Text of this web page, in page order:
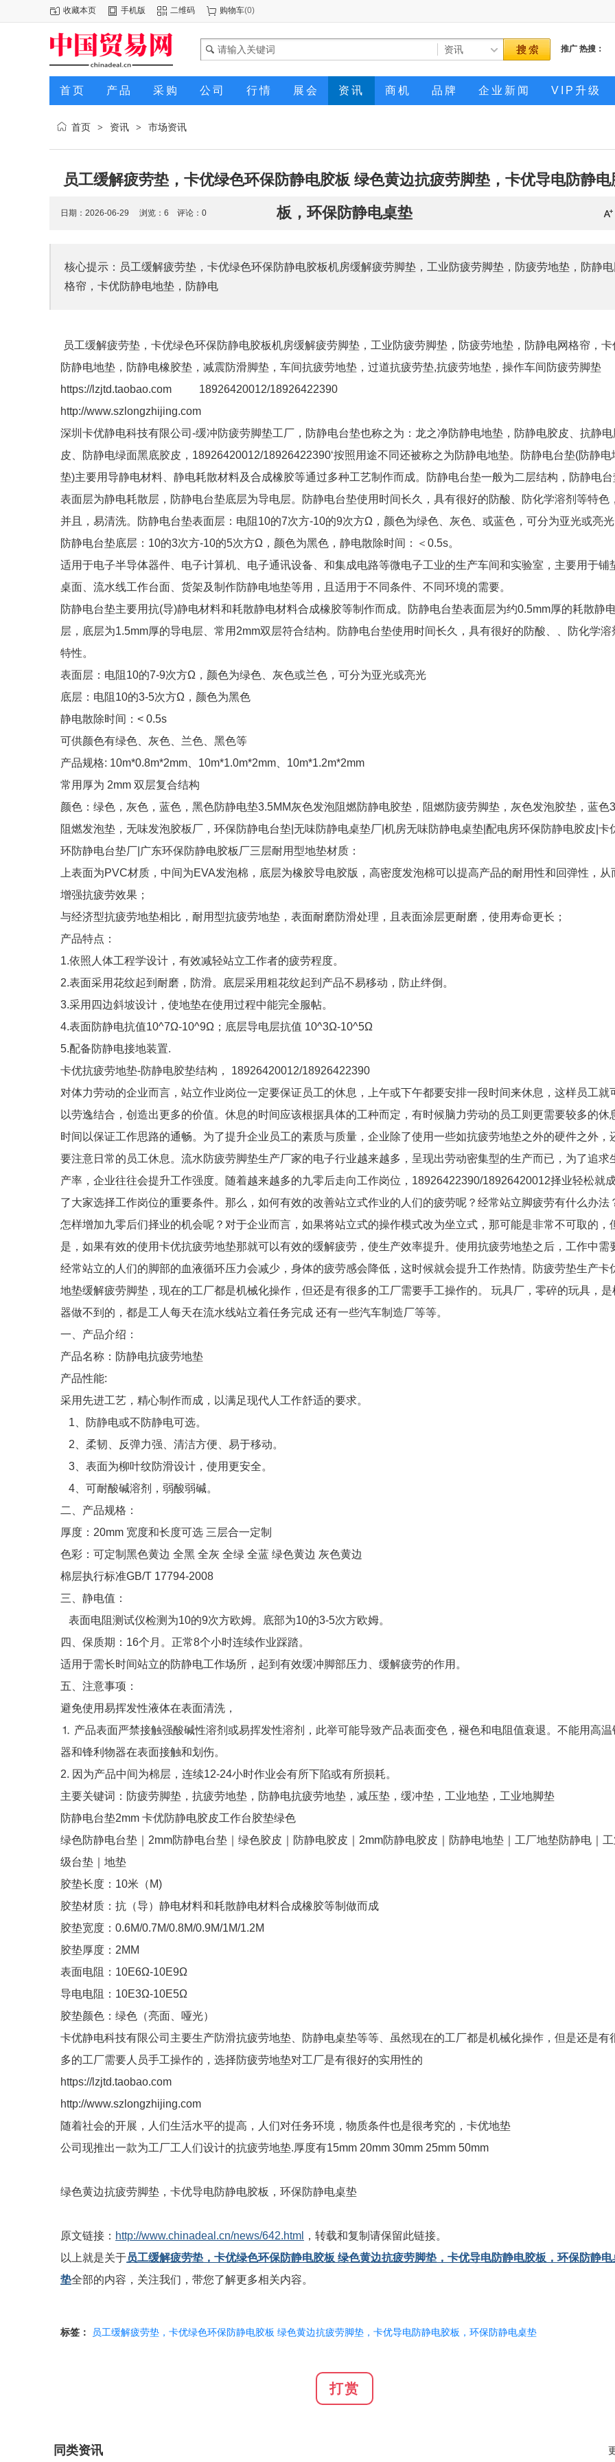
收藏本页 手机版 二维码 购物车(0)
推广 热搜：
首页 产品 采购 公司 行情 展会 资讯 商机 品牌 企业新闻 VIP升级
首页 > 资讯 > 市场资讯
员工缓解疲劳垫，卡优绿色环保防静电胶板 绿色黄边抗疲劳脚垫，卡优导电防静电
板，环保防静电桌垫
日期：2026-06-29 浏览： 6 评论：0
核心提示：员工缓解疲劳垫，卡优绿色环保防静电胶板机房缓解疲劳脚垫，工业防疲劳脚垫，防疲劳地垫，防静
格帘，卡优防静电地垫，防静电
员工缓解疲劳垫，卡优绿色环保防静电胶板机房缓解疲劳脚垫，工业防疲劳脚垫，防疲劳地垫，防静电网格帘，卡
防静电地垫，防静电橡胶垫，减震防滑脚垫，车间抗疲劳地垫，过道抗疲劳垫,抗疲劳地垫，操作车间防疲劳脚垫
https://lzjtd.taobao.com 18926420012/18926422390
http://www.szlongzhijing.com
深圳卡优静电科技有限公司-缓冲防疲劳脚垫工厂，防静电台垫也称之为：龙之净防静电地垫，防静电胶皮、抗静电
皮、防静电绿面黑底胶皮，18926420012/18926422390‘按照用途不同还被称之为防静电地垫。防静电台垫(防静电
垫)主要用导静电材料、静电耗散材料及合成橡胶等通过多种工艺制作而成。防静电台垫一般为二层结构，防静电台
表面层为静电耗散层，防静电台垫底层为导电层。防静电台垫使用时间长久，具有很好的防酸、防化学溶剂等特色
并且，易清洗。防静电台垫表面层：电阻10的7次方-10的9次方Ω，颜色为绿色、灰色、或蓝色，可分为亚光或亮
防静电台垫底层：10的3次方-10的5次方Ω，颜色为黑色，静电散除时间：＜0.5s。
适用于电子半导体器件、电子计算机、电子通讯设备、和集成电路等微电子工业的生产车间和实验室，主要用于铺
桌面、流水线工作台面、货架及制作防静电地垫等用，且适用于不同条件、不同环境的需要。
防静电台垫主要用抗(导)静电材料和耗散静电材料合成橡胶等制作而成。防静电台垫表面层为约0.5mm厚的耗散静
层，底层为1.5mm厚的导电层、常用2mm双层符合结构。防静电台垫使用时间长久，具有很好的防酸、、防化学溶
特性。
表面层：电阻10的7-9次方Ω，颜色为绿色、灰色或兰色，可分为亚光或亮光
底层：电阻10的3-5次方Ω，颜色为黑色
静电散除时间：< 0.5s
可供颜色有绿色、灰色、兰色、黑色等
产品规格: 10m*0.8m*2mm、10m*1.0m*2mm、10m*1.2m*2mm
常用厚为 2mm 双层复合结构
颜色：绿色，灰色，蓝色，黑色防静电垫3.5MM灰色发泡阻燃防静电胶垫，阻燃防疲劳脚垫，灰色发泡胶垫，蓝色
阻燃发泡垫，无味发泡胶板厂，环保防静电台垫|无味防静电桌垫厂|机房无味防静电桌垫|配电房环保防静电胶皮|卡
环防静电台垫厂|广东环保防静电胶板厂三层耐用型地垫材质：
上表面为PVC材质，中间为EVA发泡棉，底层为橡胶导电胶版，高密度发泡棉可以提高产品的耐用性和回弹性，从
增强抗疲劳效果；
与经济型抗疲劳地垫相比，耐用型抗疲劳地垫，表面耐磨防滑处理，且表面涂层更耐磨，使用寿命更长；
产品特点：
1.依照人体工程学设计，有效减轻站立工作者的疲劳程度。
2.表面采用花纹起到耐磨，防滑。底层采用粗花纹起到产品不易移动，防止绊倒。
3.采用四边斜坡设计，使地垫在使用过程中能完全服帖。
4.表面防静电抗值10^7Ω-10^9Ω；底层导电层抗值 10^3Ω-10^5Ω
5.配备防静电接地装置.
卡优抗疲劳地垫-防静电胶垫结构， 18926420012/18926422390
对体力劳动的企业而言，站立作业岗位一定要保证员工的休息，上午或下午都要安排一段时间来休息，这样员工就
以劳逸结合，创造出更多的价值。休息的时间应该根据具体的工种而定，有时候脑力劳动的员工则更需要较多的休
时间以保证工作思路的通畅。为了提升企业员工的素质与质量，企业除了使用一些如抗疲劳地垫之外的硬件之外，
要注意日常的员工休息。流水防疲劳脚垫生产厂家的电子行业越来越多，呈现出劳动密集型的生产而已，为了追求
产率，企业往往会提升工作强度。随着越来越多的九零后走向工作岗位，18926422390/18926420012择业轻松就
了大家选择工作岗位的重要条件。那么，如何有效的改善站立式作业的人们的疲劳呢？经常站立脚疲劳有什么办法
怎样增加九零后们择业的机会呢？对于企业而言，如果将站立式的操作模式改为坐立式，那可能是非常不可取的，
是，如果有效的使用卡优抗疲劳地垫那就可以有效的缓解疲劳，使生产效率提升。使用抗疲劳地垫之后，工作中需
经常站立的人们的脚部的血液循环压力会减少，身体的疲劳感会降低，这时候就会提升工作热情。防疲劳垫生产卡
地垫缓解疲劳脚垫，现在的工厂都是机械化操作，但还是有很多的工厂需要手工操作的。 玩具厂，零碎的玩具，是
器做不到的，都是工人每天在流水线站立着任务完成 还有一些汽车制造厂等等。
一、产品介绍：
产品名称：防静电抗疲劳地垫
产品性能:
采用先进工艺，精心制作而成，以满足现代人工作舒适的要求。
1、防静电或不防静电可选。
2、柔韧、反弹力强、清洁方便、易于移动。
3、表面为柳叶纹防滑设计，使用更安全。
4、可耐酸碱溶剂，弱酸弱碱。
二、产品规格：
厚度：20mm 宽度和长度可选 三层合一定制
色彩：可定制黑色黄边 全黑 全灰 全绿 全蓝 绿色黄边 灰色黄边
棉层执行标准GB/T 17794-2008
三、静电值：
表面电阻测试仪检测为10的9次方欧姆。底部为10的3-5次方欧姆。
四、保质期：16个月。正常8个小时连续作业踩踏。
适用于需长时间站立的防静电工作场所，起到有效缓冲脚部压力、缓解疲劳的作用。
五、注意事项：
避免使用易挥发性液体在表面清洗，
⒈ 产品表面严禁接触强酸碱性溶剂或易挥发性溶剂，此举可能导致产品表面变色，褪色和电阻值衰退。不能用高温
器和锋利物器在表面接触和划伤。
2. 因为产品中间为棉层，连续12-24小时作业会有所下陷或有所损耗。
主要关键词：防疲劳脚垫，抗疲劳地垫，防静电抗疲劳地垫，减压垫，缓冲垫，工业地垫，工业地脚垫
防静电台垫2mm 卡优防静电胶皮工作台胶垫绿色
绿色防静电台垫｜2mm防静电台垫｜绿色胶皮｜防静电胶皮｜2mm防静电胶皮｜防静电地垫｜工厂地垫防静电｜
级台垫｜地垫
胶垫长度：10米（M)
胶垫材质：抗（导）静电材料和耗散静电材料合成橡胶等制做而成
胶垫宽度：0.6M/0.7M/0.8M/0.9M/1M/1.2M
胶垫厚度：2MM
表面电阻：10E6Ω-10E9Ω
导电电阻：10E3Ω-10E5Ω
胶垫颜色：绿色（亮面、哑光）
卡优静电科技有限公司主要生产防滑抗疲劳地垫、防静电桌垫等等、虽然现在的工厂都是机械化操作，但是还是有
多的工厂需要人员手工操作的，选择防疲劳地垫对工厂是有很好的实用性的
https://lzjtd.taobao.com
http://www.szlongzhijing.com
随着社会的开展，人们生活水平的提高，人们对任务环境，物质条件也是很考究的，卡优地垫
公司现推出一款为工厂工人们设计的抗疲劳地垫.厚度有15mm 20mm 30mm 25mm 50mm
绿色黄边抗疲劳脚垫，卡优导电防静电胶板，环保防静电桌垫
原文链接： http://www.chinadeal.cn/news/642.html
，转载和复制请保留此链接。
以上就是关于员工缓解疲劳垫，卡优绿色环保防静电胶板 绿色黄边抗疲劳脚垫，卡优导电防静电胶板，环保防静电
垫全部的内容，关注我们，带您了解更多相关内容。
标签： 员工缓解疲劳垫，卡优绿色环保防静电胶板 绿色黄边抗疲劳脚垫，卡优导电防静电胶板，环保防静电桌垫
打赏
同类资讯